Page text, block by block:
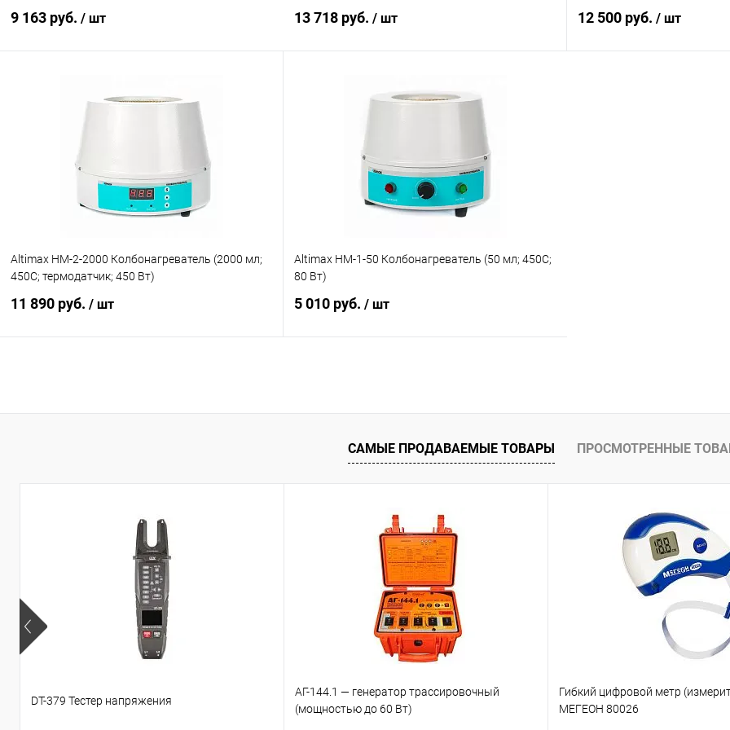
9 163 руб. / шт
Сравнение
Под заказ
13 718 руб. / шт
В избранное Под заказ
12 500 руб. / шт
Altimax HM-2-2000 Колбонагреватель (2000 мл;
450С; термодатчик; 450 Вт)
11 890 руб. / шт
Купить в 1 клик Сравнение
Altimax HM-1-50 Колбонагреватель (50 мл; 450С;
80 Вт)
5 010 руб. / шт
Купить в 1 клик Сравнение
В избранное Под заказ
САМЫЕ ПРОДАВАЕМЫЕ ТОВАРЫ ПРОСМОТРЕННЫЕ
DT-379 Тестер напряжения
АГ-144.1 — генератор трассировочный
(мощностью до 60 Вт)
Гибкий цифровой метр
МЕГЕОН 80026